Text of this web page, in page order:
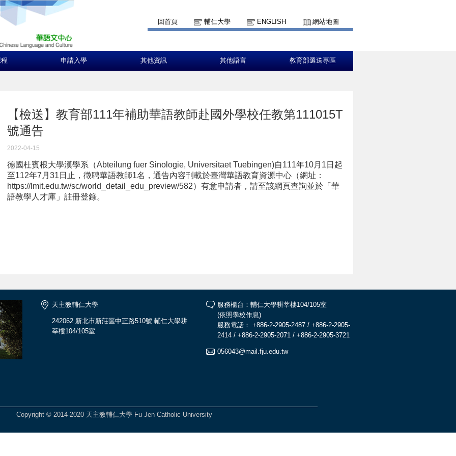
回首頁 輔仁大學 ENGLISH 網站地圖
申請入學 其他資訊 其他語言 教育部選送專區
【檢送】教育部111年補助華語教師赴國外學校任教第111015T
號通告
2022-04-15
德國杜賓根大學漢學系（Abteilung fuer Sinologie, Universitaet Tuebingen)自111年10月1日起
至112年7月31日止，徵聘華語教師1名，通告內容刊載於臺灣華語教育資源中心（網址：
https://lmit.edu.tw/sc/world_detail_edu_preview/582）有意申請者，請至該網頁查詢並於「華
語教學人才庫」註冊登錄。
天主教輔仁大學
242062 新北市新莊區中正路510號 輔仁大學耕
莘樓104/105室
服務櫃台：輔仁大學耕莘樓104/105室
(依照學校作息)
服務電話： +886-2-2905-2487 / +886-2-2905-
2414 / +886-2-2905-2071 / +886-2-2905-3721
056043@mail.fju.edu.tw
Copyright © 2014-2020 天主教輔仁大學 Fu Jen Catholic University